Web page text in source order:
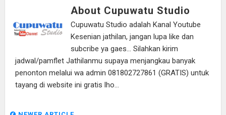
About Cupuwatu Studio
Cupuwatu Studio adalah Kanal Youtube
Kesenian jathilan, jangan lupa like dan
subcribe ya gaes... Silahkan kirim
jadwal/pamflet Jathilanmu supaya menjangkau banyak
penonton melalui wa admin 081802727861 (GRATIS) untuk
tayang di website ini gratis lho...